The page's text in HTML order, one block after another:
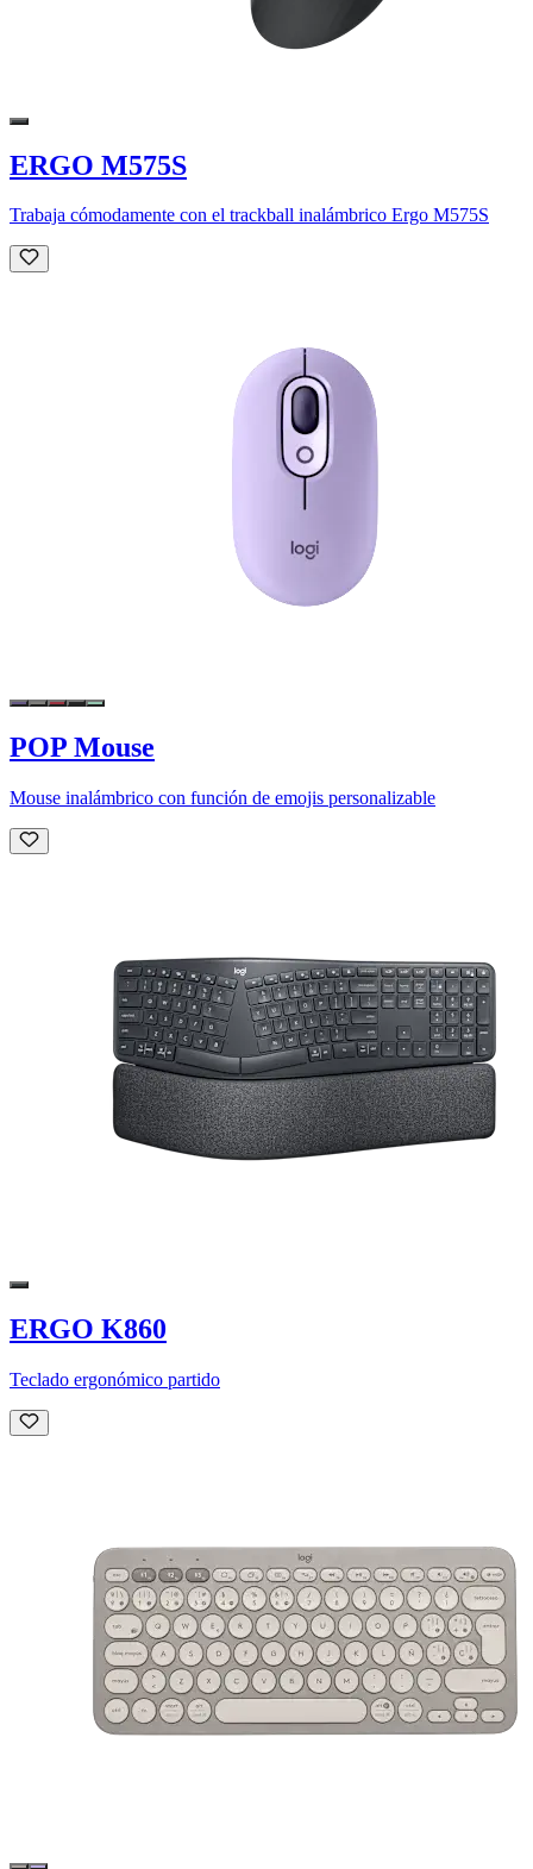
ERGO M575S
Trabaja cómodamente con el trackball inalámbrico Ergo M575S
POP Mouse
Mouse inalámbrico con función de emojis personalizable
ERGO K860
Teclado ergonómico partido